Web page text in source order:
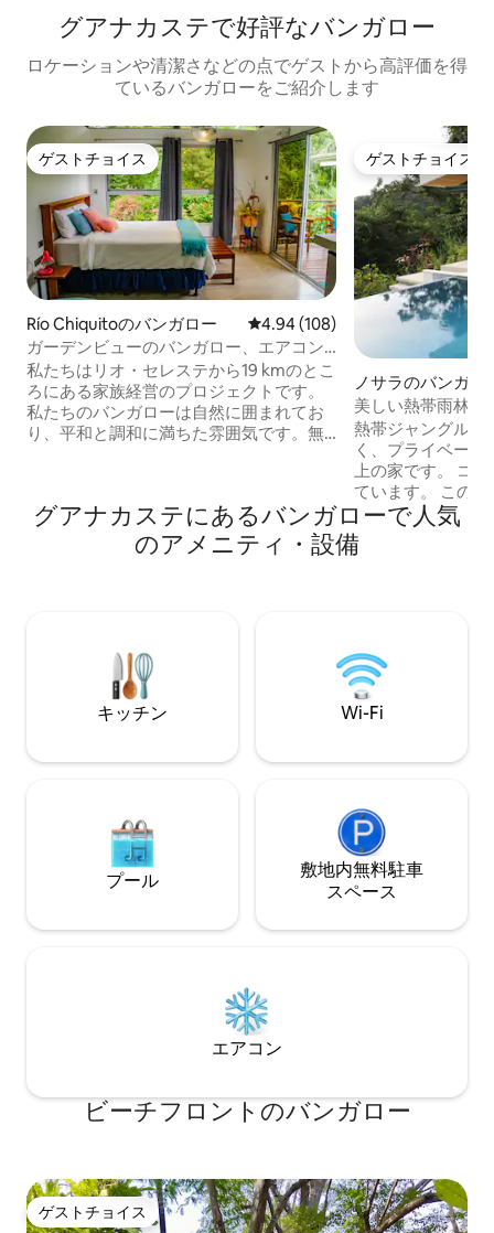
グアナカステで好評なバンガロー
ロケーションや清潔さなどの点でゲストから高評価を得
ているバンガローをご紹介します
ゲストチョイス
ゲストチョイス
Río Chiquitoのバンガロー レビュー108件、5つ星中4.94つ
4.94 (108)
ガーデンビューのバンガロー、エアコン
付き（Poponé）
私たちはリオ・セレステから19 kmのとこ
ろにある家族経営のプロジェクトです。
私たちのバンガローは自然に囲まれてお
り、平和と調和に満ちた雰囲気です。無
伝統的なもの）を、庭園の景色と鳥の声
を聞きながらお楽しみいただけます。 敷
地内では、サル、オオハシやその他の
ゲストチョイス
ゲストチョイス
ノサラのバンガロ
美しい熱帯雨林の
ンな丘の上の家
熱帯ジャングルの
く、プライベー
上の家です。 コ
ています。 この静かな空間には、瞑想や
ヨガに最適なガゼ
ィニティエッジプ
リラックスをお楽
リゾートやいくつ
ぐ近くです。
グアナカステにあるバンガローで人気
のアメニティ・設備
キッチン Wi-Fi
プール
敷地内無料駐⁠車
ス⁠ペ⁠ー⁠ス
エアコン
ビーチフロントのバンガロー
ゲストチョイス
ゲストチョイス